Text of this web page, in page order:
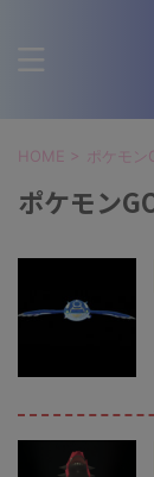
HOME > ポケモン
ポケモン